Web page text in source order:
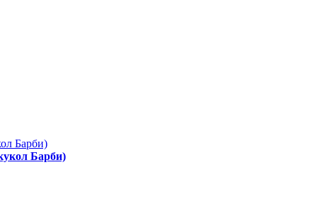
Барби)